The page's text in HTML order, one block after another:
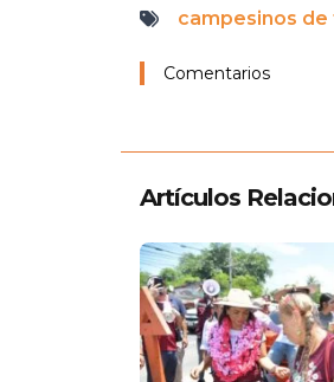
campesinos
Comentarios
Artículos